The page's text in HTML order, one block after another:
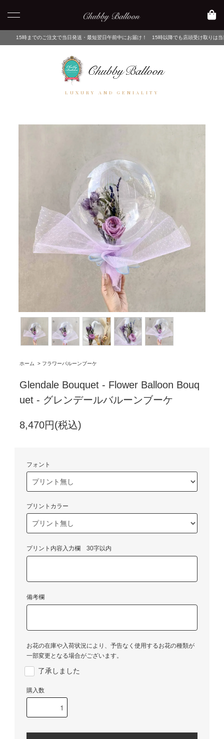
で当日発送・最短翌日午前中にお届け！ 15時以降でも店頭受け取りは当日中にお渡しが可能
LUXURY AND GENIALITY
ホーム > フラワーバルーンブーケ
Glendale Bouquet - Flower Balloon Bouq
uet - グレンデールバルーンブーケ
8,470円(税込)
フォント
プリントカラー
プリント内容入力欄 30字以内
備考欄
お花の在庫や入荷状況により、予告なく使用するお花の種類が
一部変更となる場合がございます。
了承しました
購入数